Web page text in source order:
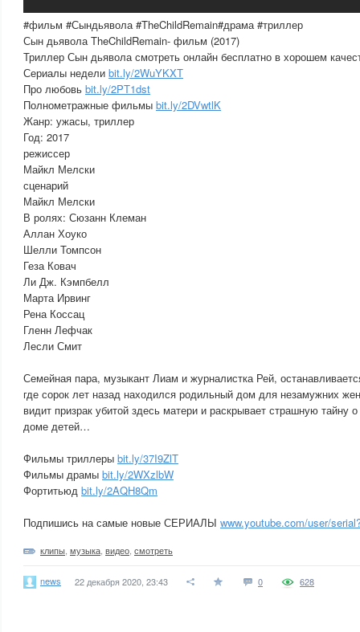
#фильм #Сындьявола #TheChildRemain#драма #триллер
Сын дьявола TheChildRemain- фильм (2017)
Триллер Сын дьявола смотреть онлайн бесплатно в хорошем
Сериалы недели bit.ly/2WuYKXT
Про любовь bit.ly/2PT1dst
Полнометражные фильмы bit.ly/2DVwtlK
Жанр: ужасы, триллер
Год: 2017
режиссер
Майкл Мелски
сценарий
Майкл Мелски
В ролях: Сюзанн Клеман
Аллан Хоуко
Шелли Томпсон
Геза Ковач
Ли Дж. Кэмпбелл
Марта Ирвинг
Рена Коссац
Гленн Лефчак
Лесли Смит
Семейная пара, музыкант Лиам и журналистка Рей,
где сорок лет назад находился родильный дом для незамужних
видит призрак убитой здесь матери и раскрывает страшную тайну
доме детей…
Фильмы триллеры bit.ly/37I9ZlT
Фильмы драмы bit.ly/2WXzlbW
Фортитьюд bit.ly/2AQH8Qm
Подпишись на самые новые СЕРИАЛЫ www.youtube.com/user/
клипы музыка видео смотреть
news 22 декабря 2020, 23:43 0 628